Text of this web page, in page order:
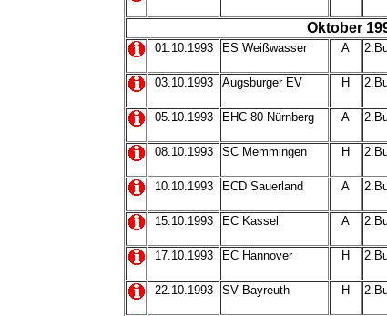
Oktober
01.10.1993 ES Weißwasser A
03.10.1993 Augsburger EV H
05.10.1993 EHC 80 Nürnberg A
08.10.1993 SC Memmingen H
10.10.1993 ECD Sauerland A
15.10.1993 EC Kassel A
17.10.1993 EC Hannover H
22.10.1993 SV Bayreuth H